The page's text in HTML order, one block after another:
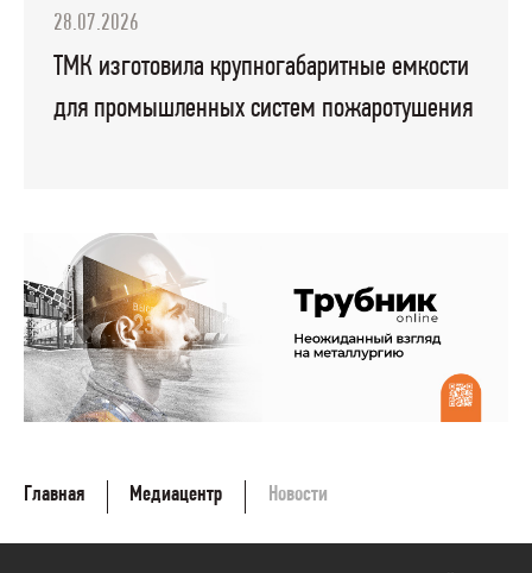
28.07.2026
ТМК изготовила крупногабаритные емкости
для промышленных систем пожаротушения
Главная Медиацентр Новости